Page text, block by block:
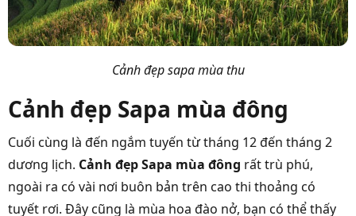
Cảnh đẹp sapa mùa thu
Cảnh đẹp Sapa mùa đông
Cuối cùng là đến ngắm tuyến từ tháng 12 đến tháng 2
dương lịch. Cảnh đẹp Sapa mùa đông rất trù phú,
ngoài ra có vài nơi buôn bản trên cao thi thoảng có
tuyết rơi. Đây cũng là mùa hoa đào nở, bạn có thể thấy